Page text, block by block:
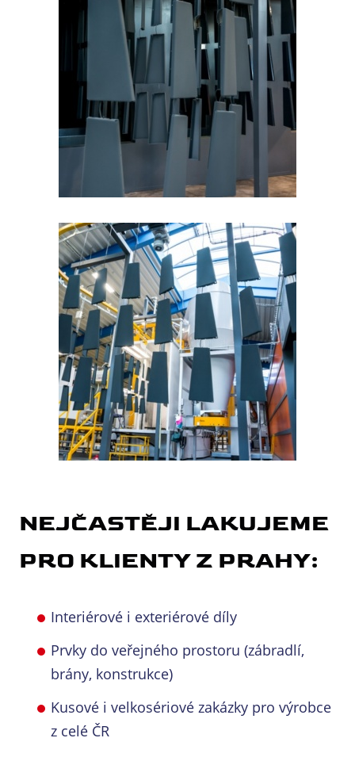
NEJČASTĚJI LAKUJEME
PRO KLIENTY Z PRAHY:
Interiérové i exteriérové díly
Prvky do veřejného prostoru (zábradlí,
brány, konstrukce)
Kusové i velkosériové zakázky pro výrobce
z celé ČR